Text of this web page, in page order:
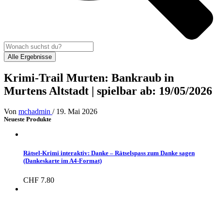
Alle Ergebnisse
Krimi-Trail Murten: Bankraub in
Murtens Altstadt | spielbar ab: 19/05/2026
Von mchadmin / 19. Mai 2026
Neueste Produkte
Rätsel-Krimi interaktiv: Danke – Rätselspass zum Danke sagen
(Dankeskarte im A4-Format)
CHF 7.80